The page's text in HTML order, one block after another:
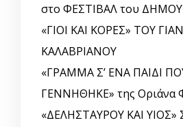
στο ΦΕΣΤΙΒΑΛ του
«ΓΙΟΙ ΚΑΙ ΚΟΡΕΣ» ΤΟΥ
ΚΑΛΑΒΡΙΑΝΟΥ
«ΓΡΑΜΜΑ Σ’ ΕΝΑ ΠΑΙΔΙ
ΓΕΝΝΗΘΗΚΕ» της Οριάνα
«ΔΕΛΗΣΤΑΥΡΟΥ ΚΑΙ